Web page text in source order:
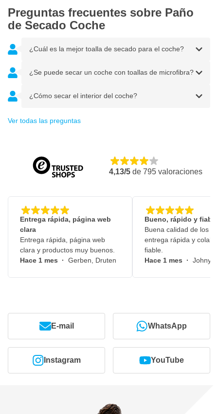
Preguntas frecuentes sobre Paño
de Secado Coche
¿Cuál es la mejor toalla de secado para el coche?
¿Se puede secar un coche con toallas de microfibra?
¿Cómo secar el interior del coche?
Ver todas las preguntas
4,13/5 de 795 valoraciones
Entrega rápida, página web
clara
Entrega rápida, página web
clara y productos muy buenos.
Hace 1 mes · Gerben, Druten
Bueno, rápido y fiable
Buena calidad de los
entrega rápida y
fiable.
Hace 1 mes · Johny,
E-mail WhatsApp
Instagram YouTube